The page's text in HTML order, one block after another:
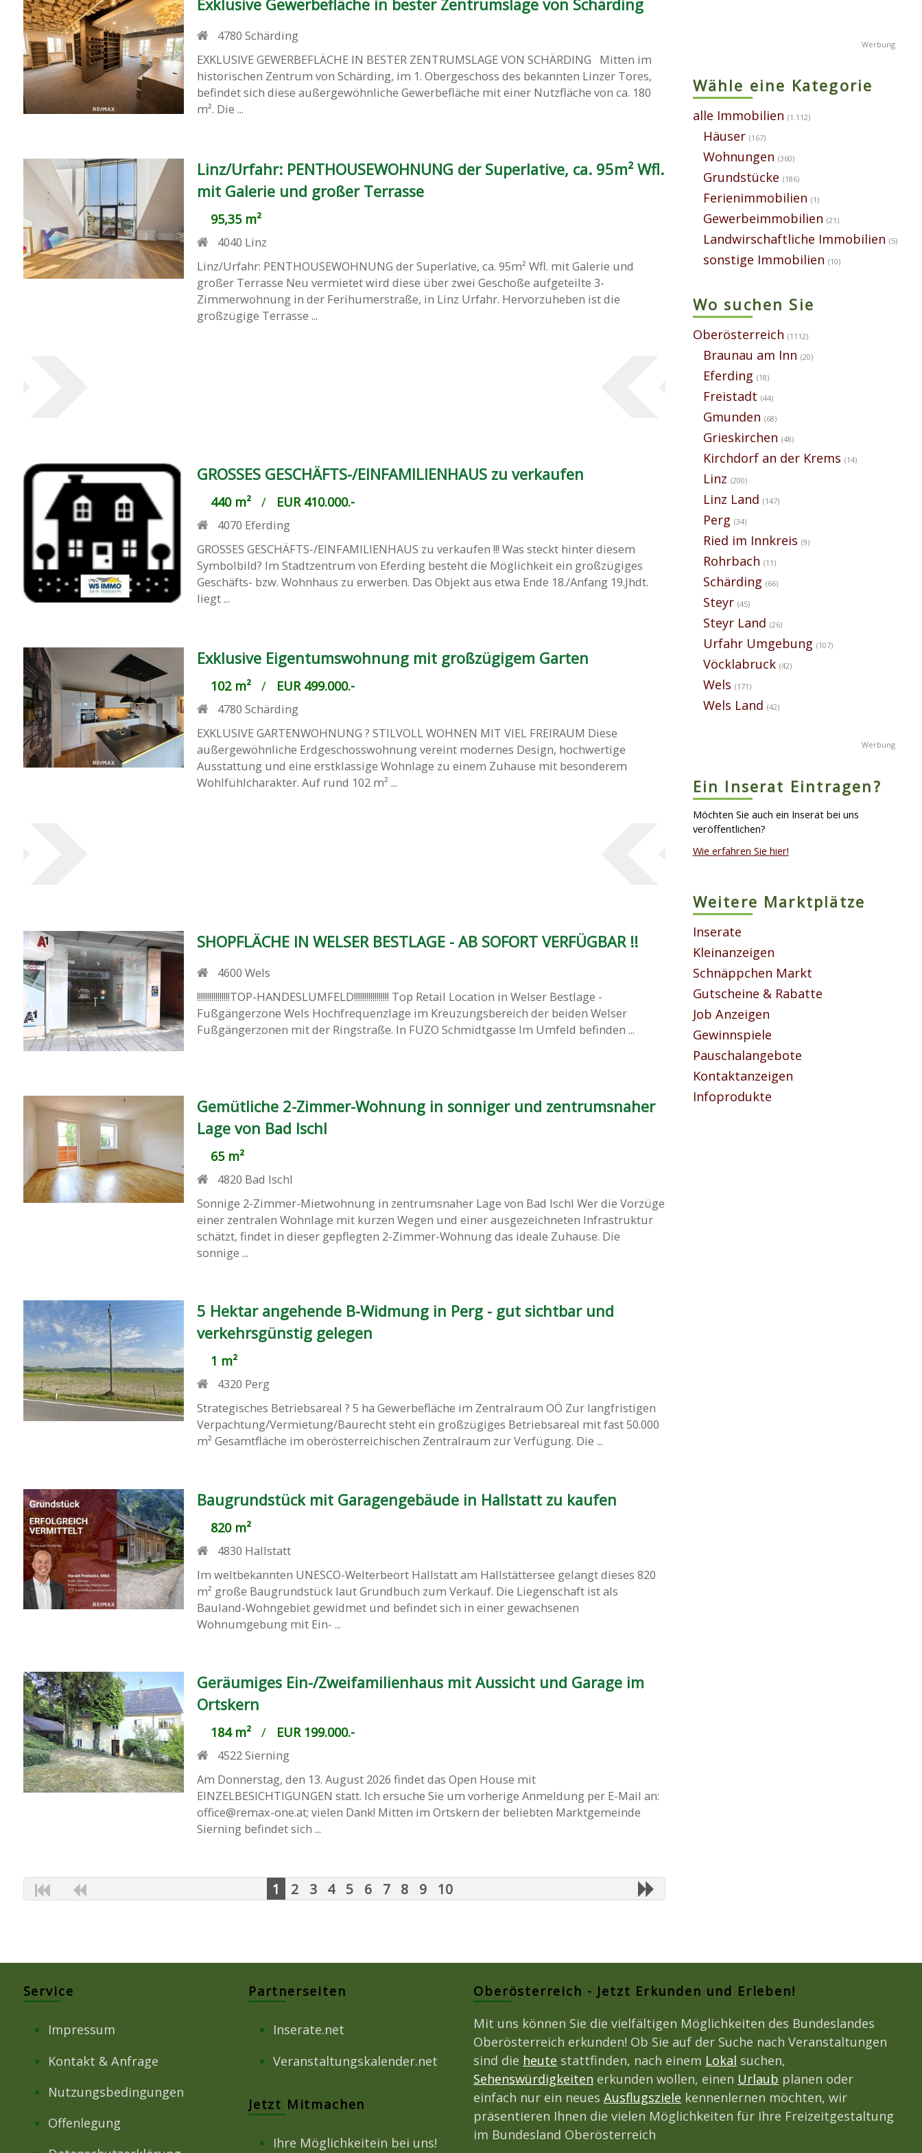
Exklusive Gewerbefläche in bester Zentrumslage von Schärding
4780 Schärding
EXKLUSIVE GEWERBEFLÄCHE IN BESTER ZENTRUMSLAGE VON SCHÄRDING Mitten im
historischen Zentrum von Schärding, im 1. Obergeschoss des bekannten Linzer Tores,
befindet sich diese außergewöhnliche Gewerbefläche mit einer Nutzfläche von ca. 180
m². Die ...
Linz/Urfahr: PENTHOUSEWOHNUNG der Superlative, ca. 95m² Wfl.
mit Galerie und großer Terrasse
95,35 m²
4040 Linz
Linz/Urfahr: PENTHOUSEWOHNUNG der Superlative, ca. 95m² Wfl. mit Galerie und
großer Terrasse Neu vermietet wird diese über zwei Geschoße aufgeteilte 3-
Zimmerwohnung in der Ferihumerstraße, in Linz Urfahr. Hervorzuheben ist die
großzügige Terrasse ...
GROSSES GESCHÄFTS-/EINFAMILIENHAUS zu verkaufen
440 m²/ EUR 410.000.-
4070 Eferding
GROSSES GESCHÄFTS-/EINFAMILIENHAUS zu verkaufen !!! Was steckt hinter diesem
Symbolbild? Im Stadtzentrum von Eferding besteht die Möglichkeit ein großzügiges
Geschäfts- bzw. Wohnhaus zu erwerben. Das Objekt aus etwa Ende 18./Anfang 19.Jhdt.
liegt ...
Exklusive Eigentumswohnung mit großzügigem Garten
102 m²/ EUR 499.000.-
4780 Schärding
EXKLUSIVE GARTENWOHNUNG ? STILVOLL WOHNEN MIT VIEL FREIRAUM Diese
außergewöhnliche Erdgeschosswohnung vereint modernes Design, hochwertige
Ausstattung und eine erstklassige Wohnlage zu einem Zuhause mit besonderem
Wohlfühlcharakter. Auf rund 102 m² ...
SHOPFLÄCHE IN WELSER BESTLAGE - AB SOFORT VERFÜGBAR !!
4600 Wels
!!!!!!!!!!!!!!!!TOP-HANDESLUMFELD!!!!!!!!!!!!!!!!! Top Retail Location in Welser Bestlage -
Fußgängerzone Wels Hochfrequenzlage im Kreuzungsbereich der beiden Welser
Fußgängerzonen mit der Ringstraße. In FUZO Schmidtgasse Im Umfeld befinden ...
Gemütliche 2-Zimmer-Wohnung in sonniger und zentrumsnaher
Lage von Bad Ischl
65 m²
4820 Bad Ischl
Sonnige 2-Zimmer-Mietwohnung in zentrumsnaher Lage von Bad Ischl Wer die Vorzüge
einer zentralen Wohnlage mit kurzen Wegen und einer ausgezeichneten Infrastruktur
schätzt, findet in dieser gepflegten 2-Zimmer-Wohnung das ideale Zuhause. Die
sonnige ...
5 Hektar angehende B-Widmung in Perg - gut sichtbar und
verkehrsgünstig gelegen
1 m²
4320 Perg
Strategisches Betriebsareal ? 5 ha Gewerbefläche im Zentralraum OÖ Zur langfristigen
Verpachtung/Vermietung/Baurecht steht ein großzügiges Betriebsareal mit fast 50.000
m² Gesamtfläche im oberösterreichischen Zentralraum zur Verfügung. Die ...
Baugrundstück mit Garagengebäude in Hallstatt zu kaufen
820 m²
4830 Hallstatt
Im weltbekannten UNESCO-Welterbeort Hallstatt am Hallstättersee gelangt dieses 820
m² große Baugrundstück laut Grundbuch zum Verkauf. Die Liegenschaft ist als
Bauland-Wohngebiet gewidmet und befindet sich in einer gewachsenen
Wohnumgebung mit Ein- ...
Geräumiges Ein-/Zweifamilienhaus mit Aussicht und Garage im
Ortskern
184 m²/ EUR 199.000.-
4522Sierning
Am Donnerstag, den 13. August 2026 findet das Open House mit
EINZELBESICHTIGUNGEN statt. Ich ersuche Sie um vorherige Anmeldung per E-Mail an:
office@remax-one.at; vielen Dank! Mitten im Ortskern der beliebten Marktgemeinde
Sierning befindet sich ...
1 2 3 4 5 6 7 8 9 10
Wähle eine Kategorie
alle Immobilien (1.112)
Häuser (167)
Wohnungen (360)
Grundstücke (186)
Ferienimmobilien (1)
Gewerbeimmobilien (21)
Landwirschaftliche Immobilien (5)
sonstige Immobilien (10)
Wo suchen Sie
Oberösterreich (1112)
Braunau am Inn (20)
Eferding (18)
Freistadt (44)
Gmunden (68)
Grieskirchen (48)
Kirchdorf an der Krems (14)
Linz (200)
Linz Land (147)
Perg (34)
Ried im Innkreis (9)
Rohrbach (11)
Schärding (66)
Steyr (45)
Steyr Land (26)
Urfahr Umgebung (107)
Vöcklabruck (42)
Wels (171)
Wels Land (42)
Ein Inserat Eintragen?
Möchten Sie auch ein Inserat bei uns
veröffentlichen?
Wie erfahren Sie hier!
Weitere Marktplätze
Inserate
Kleinanzeigen
Schnäppchen Markt
Gutscheine & Rabatte
Job Anzeigen
Gewinnspiele
Pauschalangebote
Kontaktanzeigen
Infoprodukte
Service
Impressum
Kontakt & Anfrage
Nutzungsbedingungen
Offenlegung
Partnerseiten
Inserate.net
Veranstaltungskalender.net
Jetzt Mitmachen
Ihre Möglichkeitein bei uns!
Oberösterreich - Jetzt Erkunden und Erleben!
Mit uns können Sie die vielfältigen Möglichkeiten des Bundeslandes
Oberösterreich erkunden! Ob Sie auf der Suche nach Veranstaltungen
sind die heute stattfinden, nach einem Lokal suchen,
Sehenswürdigkeiten erkunden wollen, einen Urlaub planen oder
einfach nur ein neuesAusflugsziele kennenlernen möchten, wir
präsentieren Ihnen die vielen Möglichkeiten für Ihre Freizeitgestaltung
im Bundesland Oberösterreich